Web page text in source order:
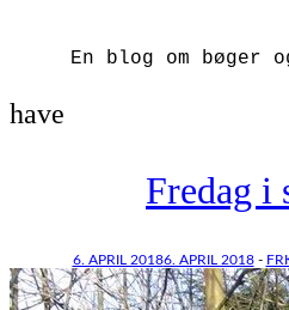
En blog om bøger
have
Fredag i
6. APRIL 20186. APRIL 2018-